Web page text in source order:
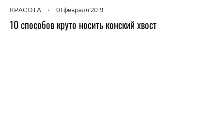
КРАСОТА • 01 февраля 2019
10 способов круто носить конский хвост